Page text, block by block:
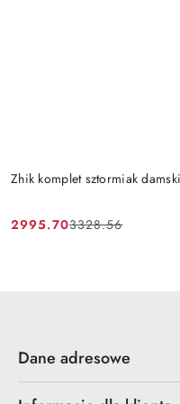
Zhik komplet sztormiak
Cena
2995.70
Cena
3328.56
Dane adresowe